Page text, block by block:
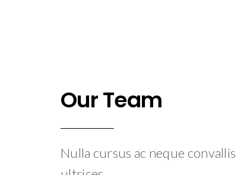
Our Team
Nulla cursus ac neque convallis